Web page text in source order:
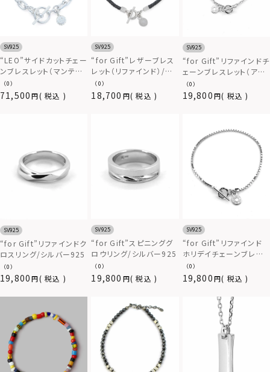
SV925
“LEO”サイドカットチェー
ンブレスレット（マンテル/
いぶし無し）/シルバー
925
（0）
71,500 税込
SV925
“for Gift”レザーブレス
レット（リファインド）/シ
ルバー925
（0）
18,700 税込
SV925
“for Gift”リファインドチ
ェーンブレスレット（アズ
キ/0.28cm幅）/シルバー
925
（0）
19,800 税込
SV925
“for Gift”リファインドク
ロスリング/シルバー925
（0）
19,800 税込
SV925
“for Gift”スピニンググ
ロウリング/シルバー925
（0）
19,800 税込
SV925
“for Gift”リファインド
ホリデイチェーンブレス
レット/シルバー925
（0）
19,800 税込